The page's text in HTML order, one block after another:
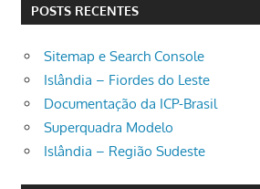
POSTS RECENTES
Sitemap e Search Console
Islândia – Fiordes do Leste
Documentação da ICP-Brasil
Superquadra Modelo
Islândia – Região Sudeste